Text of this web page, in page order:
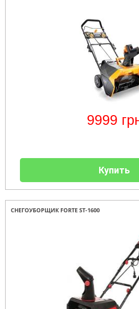
9999
Купить
СНЕГОУБОРЩИК FORTE ST-1600